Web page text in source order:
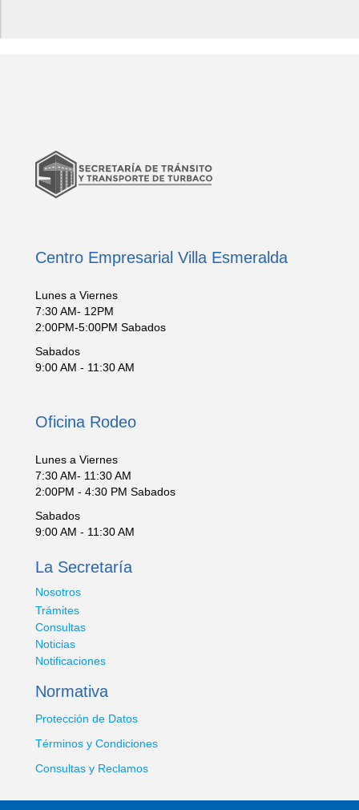
Centro Empresarial Villa Esmeralda
Lunes a Viernes
7:30 AM- 12PM
2:00PM-5:00PM Sabados
Sabados
9:00 AM - 11:30 AM
Oficina Rodeo
Lunes a Viernes
7:30 AM- 11:30 AM
2:00PM - 4:30 PM Sabados
Sabados
9:00 AM - 11:30 AM
La Secretaría
Nosotros
Trámites
Consultas
Noticias
Notificaciones
Normativa
Protección de Datos
Términos y Condiciones
Consultas y Reclamos